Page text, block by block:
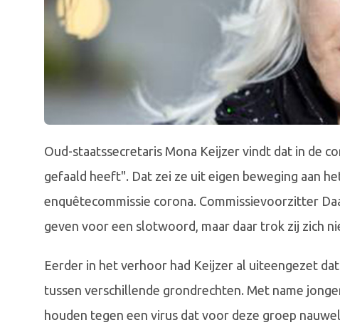
Oud-staatssecretaris Mona Keijzer vindt dat in de
gefaald heeft". Dat zei ze uit eigen beweging aan
enquêtecommissie corona. Commissievoorzitter
geven voor een slotwoord, maar daar trok zij zich
Eerder in het verhoor had Keijzer al uiteengezet
tussen verschillende grondrechten. Met name
houden tegen een virus dat voor deze groep